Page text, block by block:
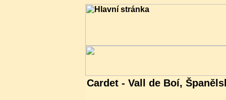
Cardet - Vall de Boí,